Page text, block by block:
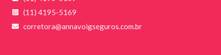
(11) 4195-5169
‌corretora@annavoigseguros.com.br